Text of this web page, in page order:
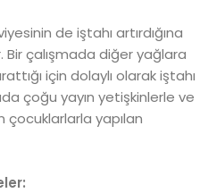
de iştahı artırdığına
Bir çalışmada diğer yağlara
için dolaylı olarak iştahı
çoğu yayın yetişkinlerle ve
çocuklarlarla yapılan